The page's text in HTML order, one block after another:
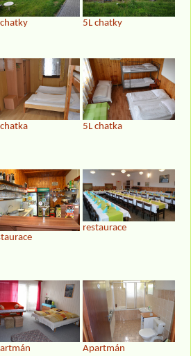
5L chatky
5L chatka
restaurace
Apartmán